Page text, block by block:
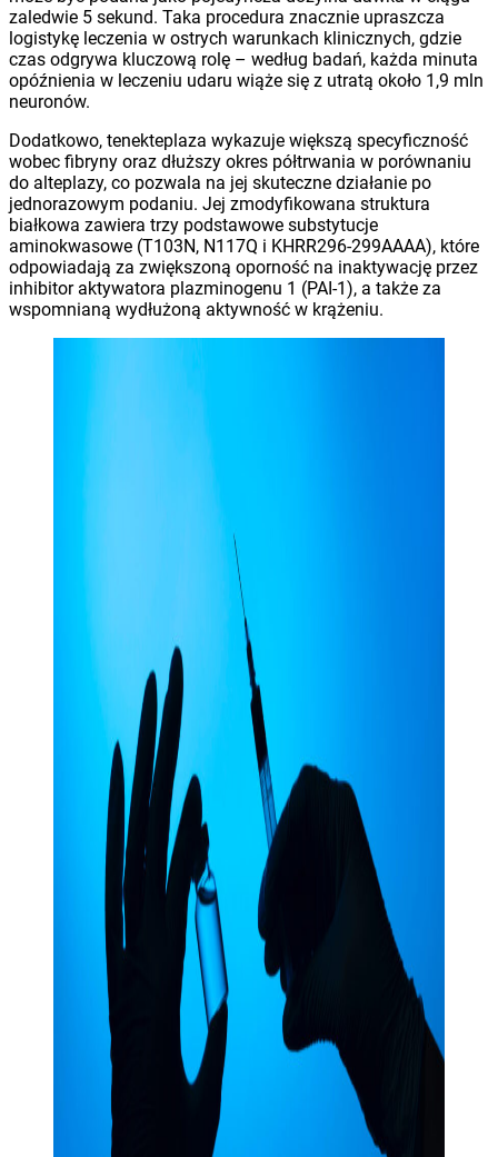
zaledwie 5 sekund. Taka procedura znacznie upraszcza
logistykę leczenia w ostrych warunkach klinicznych, gdzie
czas odgrywa kluczową rolę – według badań, każda minuta
opóźnienia w leczeniu udaru wiąże się z utratą około 1,9 mln
neuronów.
Dodatkowo, tenekteplaza wykazuje większą specyficzność
wobec fibryny oraz dłuższy okres półtrwania w porównaniu
do alteplazy, co pozwala na jej skuteczne działanie po
jednorazowym podaniu. Jej zmodyfikowana struktura
białkowa zawiera trzy podstawowe substytucje
aminokwasowe (T103N, N117Q i KHRR296-299AAAA), które
odpowiadają za zwiększoną oporność na inaktywację przez
inhibitor aktywatora plazminogenu 1 (PAI-1), a także za
wspomnianą wydłużoną aktywność w krążeniu.